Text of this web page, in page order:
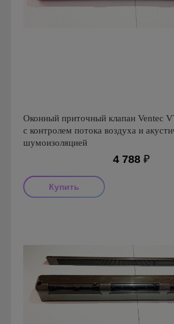
Оконный приточный клапан Ventec
с контролем потока воздуха и
шумоизоляцией
4 788 ₽